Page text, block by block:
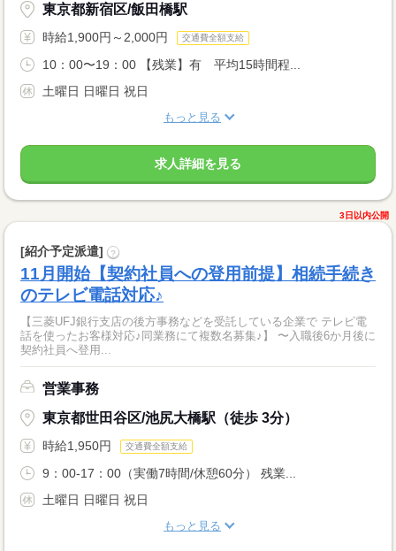
東京都新宿区/飯田橋駅
時給1,900円～2,000円 交通費全額支給
10：00〜19：00 【残業】有 平均15時間程...
土曜日 日曜日 祝日
もっと見る
求人詳細を見る
3日以内公開
[紹介予定派遣] ?
11月開始【契約社員への登用前提】相続手続き
のテレビ電話対応♪
【三菱UFJ銀行支店の後方事務などを受託している企業で テレビ電
話を使ったお客様対応♪同業務にて複数名募集♪】 〜入職後6か月後に
契約社員へ登用...
営業事務
東京都世田谷区/池尻大橋駅（徒歩 3分）
時給1,950円 交通費全額支給
9：00-17：00（実働7時間/休憩60分） 残業...
土曜日 日曜日 祝日
もっと見る